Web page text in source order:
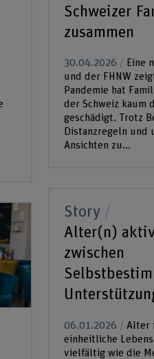
Schweizer
zusammen
30.04.2026
Eine
und der FHNW
Pandemie hat
der Schweiz kaum
geschädigt. Trotz
Distanzregeln und
Ansichten zu...
Story
Alter(n)
zwischen
06.01.2026
Alter
einheitliche
vielfältig wie die